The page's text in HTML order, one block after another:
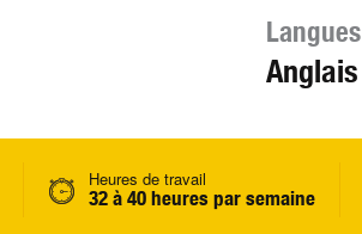
Langues
Anglais
Heures de travail
32 à 40 heures par semaine